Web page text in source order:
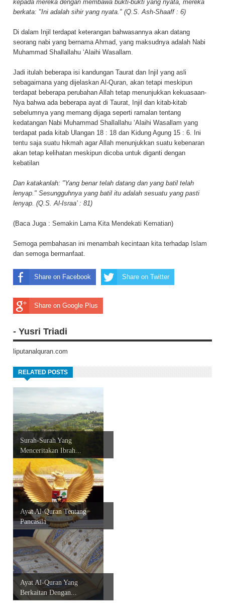
kepada mereka dengan membawa bukti-bukti yang nyata, mereka
berkata: "Ini adalah sihir yang nyata." (Q.S. Ash-Shaaff : 6)
Di dalam Injil terdapat keterangan bahwasannya akan datang
seorang nabi yang bernama Ahmad, yang maksudnya adalah Nabi
Muhammad Shallallahu ‘Alaihi Wasallam.
Jadi itulah beberapa isi kandungan Taurat dan Injil yang asli
sebagaimana yang dijelaskan Al-Quran, akan tetapi meskipun
terdapat beberapa perubahan Allah tetap menunjukkan kekuasaan-
Nya bahwa ada beberapa ayat di Taurat, Injil dan kitab-kitab
sebelumnya yang memang dijaga seperti ramalan tentang
kedatangan Nabi Muhammad Shallallahu ‘Alaihi Wasallam yang
terdapat pada kitab Ulangan 18 : 18 dan Kidung Agung 15 : 6. Ini
tentu saja suatu hikmah agar Allah menunjukkan suatu kebenaran
akan tetap kelihatan meskipun dicoba untuk diganti dengan
kebatilan
Dan katakanlah: "Yang benar telah datang dan yang batil telah
lenyap." Sesungguhnya yang batil itu adalah sesuatu yang pasti
lenyap. (Q.S. Al-Israa’ : 81)
(Baca Juga : Semakin Lama Kita Mendekati Kematian)
Semoga pembahasan ini menambah kecintaan kita terhadap Islam
dan semoga bermanfaat.
Share on Facebook Share on Twitter
Share on Google Plus
- Yusri Triadi
liputanalquran.com
RELATED POSTS
Surah-Surah Yang
Menceritakan Ibrah...
Ayat Al-Quran Tentang
Pancasila
Ayat Al-Quran Yang
Berkaitan Dengan...